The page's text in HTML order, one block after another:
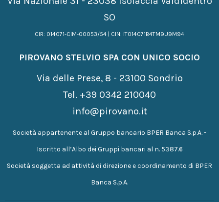
SO
CIR: 014071-CIM-00053/54 | CIN: IT014071B4TM9U9M94
PIROVANO STELVIO SPA CON UNICO SOCIO
Via delle Prese, 8 - 23100 Sondrio
Tel. +39 0342 210040
info@pirovano.it
Società appartenente al Gruppo bancario BPER Banca S.p.A. -
Iscritto all’Albo dei Gruppi bancari al n. 5387.6
Società soggetta ad attività di direzione e coordinamento di BPER
Banca S.p.A.